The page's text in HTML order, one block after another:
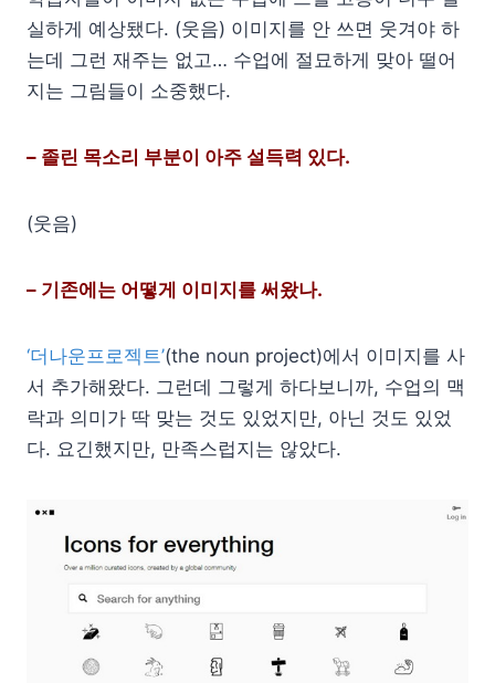
실하게 예상됐다. (웃음) 이미지를 안 쓰면 웃겨야 하
는데 그런 재주는 없고… 수업에 절묘하게 맞아 떨어
지는 그림들이 소중했다.
– 졸린 목소리 부분이 아주 설득력 있다.
(웃음)
– 기존에는 어떻게 이미지를 써왔나.
‘더나운프로젝트’(the noun project)에서 이미지를 사
서 추가해왔다. 그런데 그렇게 하다보니까, 수업의 맥
락과 의미가 딱 맞는 것도 있었지만, 아닌 것도 있었
다. 요긴했지만, 만족스럽지는 않았다.